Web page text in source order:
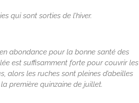
qui sont sorties de l’hiver.
abondance pour la bonne santé des
est suffisamment forte pour couvrir les
alors les ruches sont pleines d’abeilles
première quinzaine de juillet.